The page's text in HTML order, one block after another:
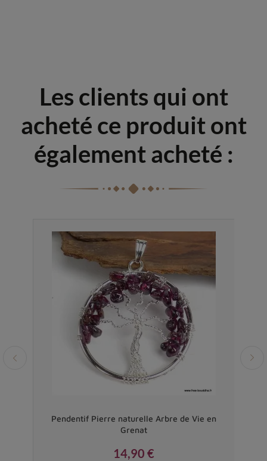
Les clients qui ont
acheté ce produit ont
également acheté :
Pendentif Pierre naturelle Arbre de Vie en
Grenat
14,90 €